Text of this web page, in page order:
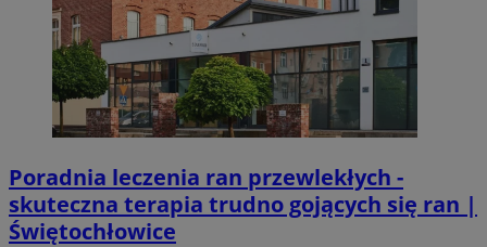
Poradnia leczenia ran przewlekłych -
skuteczna terapia trudno gojących się ran |
Świętochłowice